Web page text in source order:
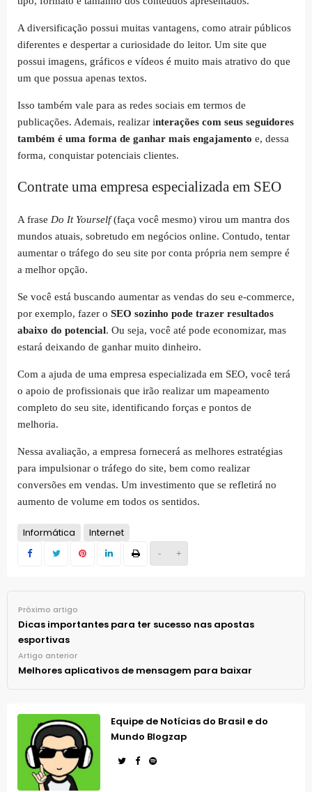
- +
A diversificação possui muitas vantagens, como atrair públicos
diferentes e despertar a curiosidade do leitor. Um site que
possui imagens, gráficos e vídeos é muito mais atrativo do que
um que possua apenas textos.
Isso também vale para as redes sociais em termos de
publicações. Ademais, realizar interações com seus seguidores
também é uma forma de ganhar mais engajamento e, dessa
forma, conquistar potenciais clientes.
Contrate uma empresa especializada em SEO
A frase Do It Yourself(faça você mesmo) virou um mantra dos
mundos atuais, sobretudo em negócios online. Contudo, tentar
aumentar o tráfego do seu site por conta própria nem sempre é
a melhor opção.
Se você está buscando aumentar as vendas do seu e-commerce,
por exemplo, fazer o SEO sozinho pode trazer resultados
abaixo do potencial. Ou seja, você até pode economizar, mas
estará deixando de ganhar muito dinheiro.
Com a ajuda de uma empresa especializada em SEO, você terá
o apoio de profissionais que irão realizar um mapeamento
completo do seu site, identificando forças e pontos de
melhoria.
Nessa avaliação, a empresa fornecerá as melhores estratégias
para impulsionar o tráfego do site, bem como realizar
conversões em vendas. Um investimento que se refletirá no
aumento de volume em todos os sentidos.
Informática Internet
Próximo artigo
Dicas importantes para ter sucesso nas apostas
esportivas
Artigo anterior
Melhores aplicativos de mensagem para baixar
Equipe de Notícias do Brasil e do
Mundo Blogzap